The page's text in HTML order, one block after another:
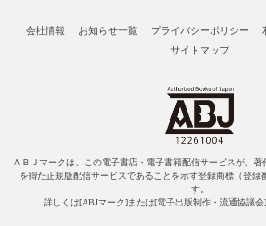
会社情報 お知らせ一覧 プライバシーポリシー
サイトマップ
ＡＢＪマークは、この電子書店・電子書籍配信サービスが、
を得た正規版配信サービスであることを示す登録商標（登録
す。
詳しくは[ABJマーク]または[電子出版制作・流通協議会